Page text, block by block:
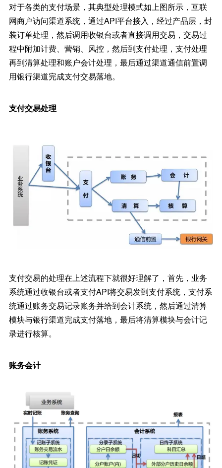
对于各类的支付场景，其典型处理模式如上图所示，互联
网商户访问渠道系统，通过API平台接入，经过产品层，封
装订单处理，然后调用收银台或者直接调用交易，交易过
程中附加计费、营销、风控，然后到支付处理，支付处理
再到清算处理和账户会计处理，最后通过渠道通信前置调
用银行渠道完成支付交易落地。
支付交易处理
支付交易的处理在上述流程下就很好理解了，首先，业务
系统通过收银台或者支付API将交易发到支付系统，支付系
统通过账务交易记录账务并给到会计系统，然后通过清算
模块与银行渠道完成支付落地，最后将清算模块与会计记
录进行核算。
账务会计